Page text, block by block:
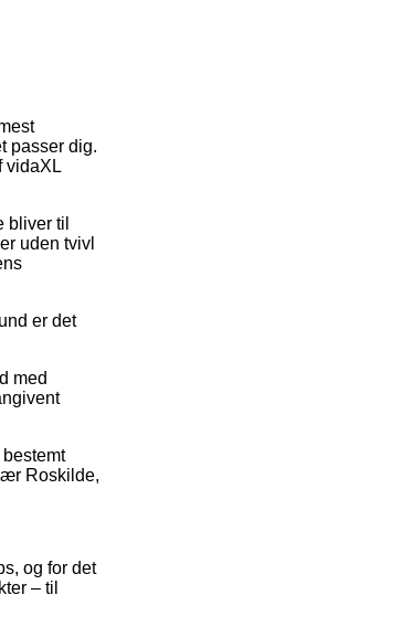
passer dig.
vidaXL
bliver til
uden tvivl
er det
med
Roskilde,
og for det
– til